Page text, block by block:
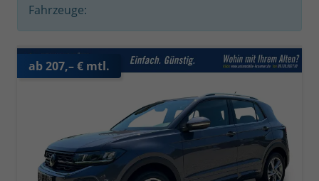
Fahrzeuge:
ab 207,– € mtl.